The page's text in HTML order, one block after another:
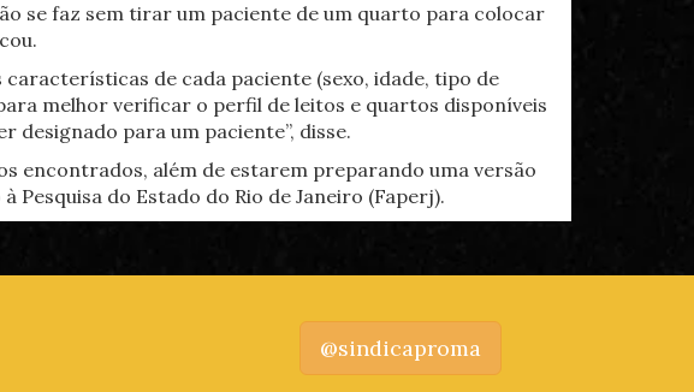
se faz sem tirar um paciente de um quarto para colocar
de cada paciente (sexo, idade, tipo de
melhor verificar o perfil de leitos e quartos disponíveis
designado para um paciente”, disse.
encontrados, além de estarem preparando uma versão
do Estado do Rio de Janeiro (Faperj).
@sindicaproma